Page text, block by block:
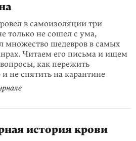
в самоизоляции три
только не сошел с ума,
множество шедевров в самых
Читаем его письма и ищем
как пережить
не спятить на карантине
история крови